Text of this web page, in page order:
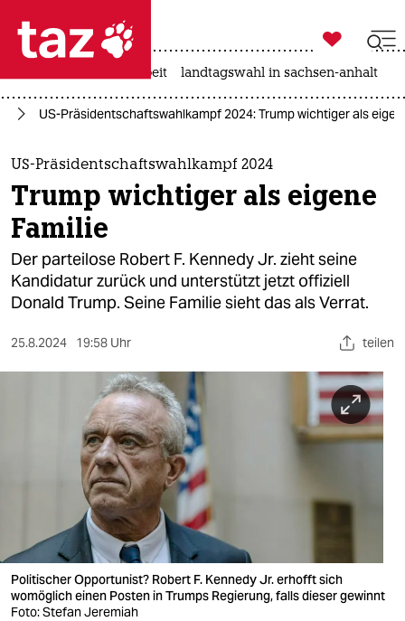
 taz zahl ich
taz zahl ich
themen
politik
öko
gesellschaft
sport
wahrheit
verlag
verlag
veranstaltungen

taz zahl ich
arbeit landtagswahl in sachsen-anhalt
US-Präsidentschaftswahlkampf 2024: Trump wichtiger als
US-Präsidentschaftswahlkampf 2024
Trump wichtiger als eigene
Familie
Der parteilose Robert F. Kennedy Jr. zieht seine
Kandidatur zurück und unterstützt jetzt offiziell
Donald Trump. Seine Familie sieht das als Verrat.
25.8.2024 19:58 Uhr teilen
Politischer Opportunist? Robert F. Kennedy Jr. erhofft sich
womöglich einen Posten in Trumps Regierung, falls dieser gewinnt
Foto: Stefan Jeremiah